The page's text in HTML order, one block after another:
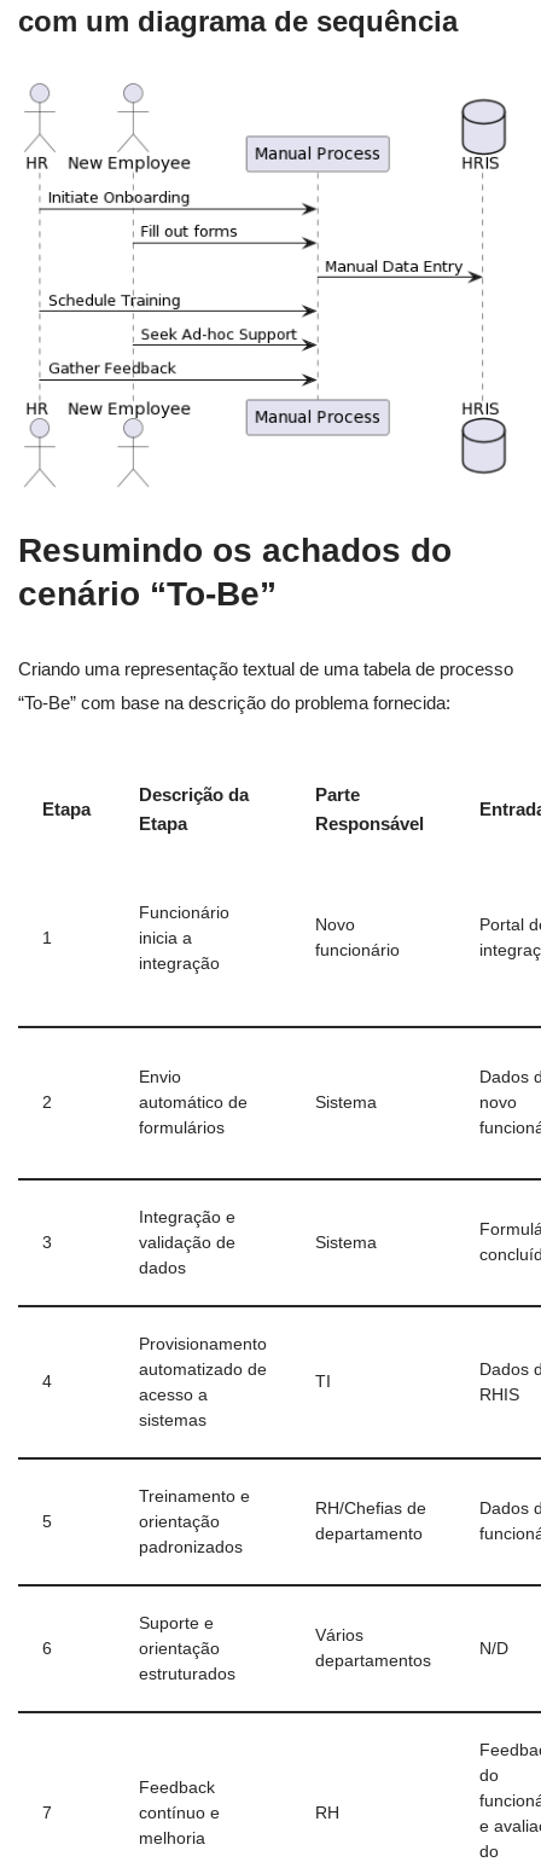
com um diagrama de sequência
Resumindo os achados do
cenário “To-Be”
Criando uma representação textual de uma tabela de processo
“To-Be” com base na descrição do problema fornecida:
Etapa
Descrição da
Etapa
Parte
Responsável
1
Funcionário
inicia a
integração
Novo
funcionário
Portal
2
Envio
automático de
formulários
Sistema
Dados
novo
3
Integração e
validação de
dados
Sistema
4
Provisionamento
automatizado de
acesso a
sistemas
TI
Dados
RHIS
5
Treinamento e
orientação
padronizados
RH/Chefias de
departamento
Dados
6
Suporte e
orientação
estruturados
Vários
departamentos
N/D
7
Feedback
contínuo e
melhoria
RH
do
e
do